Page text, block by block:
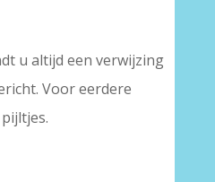
u altijd een verwijzing
Voor eerdere